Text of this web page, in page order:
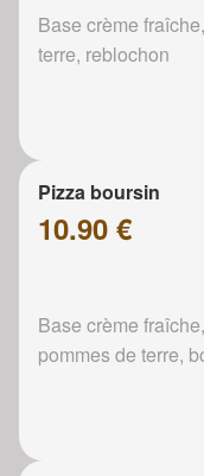
Base crème
terre, reblochon
Pizza boursin
10.90 €
Base crème
pommes de terre,